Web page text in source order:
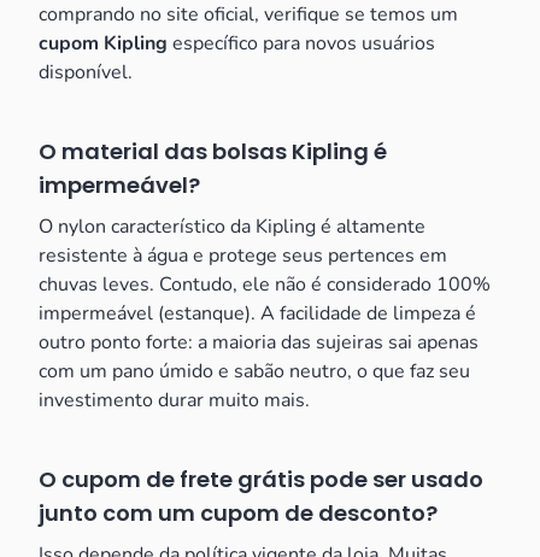
comprando no site oficial, verifique se temos um
cupom Kipling específico para novos usuários
disponível.
O material das bolsas Kipling é
impermeável?
O nylon característico da Kipling é altamente
resistente à água e protege seus pertences em
chuvas leves. Contudo, ele não é considerado 100%
impermeável (estanque). A facilidade de limpeza é
outro ponto forte: a maioria das sujeiras sai apenas
com um pano úmido e sabão neutro, o que faz seu
investimento durar muito mais.
O cupom de frete grátis pode ser usado
junto com um cupom de desconto?